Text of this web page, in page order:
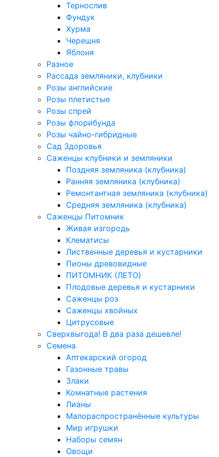
Тернослив
Фундук
Хурма
Черешня
Яблоня
Разное
Рассада земляники, клубники
Розы английские
Розы плетистые
Розы спрей
Розы флорибунда
Розы чайно-гибридные
Сад Здоровья
Саженцы клубники и земляники
Поздняя земляника (клубника)
Ранняя земляника (клубника)
Ремонтантная земляника (клубника)
Средняя земляника (клубника)
Саженцы Питомник
Живая изгородь
Клематисы
Лиственные деревья и кустарники
Пионы древовидные
ПИТОМНИК (ЛЕТО)
Плодовые деревья и кустарники
Саженцы роз
Саженцы хвойных
Цитрусовые
Сверхвыгода! В два раза дешевле!
Семена
Аптекарский огород
Газонные травы
Злаки
Комнатные растения
Лианы
Малораспространённые культуры
Мир игрушки
Наборы семян
Овощи